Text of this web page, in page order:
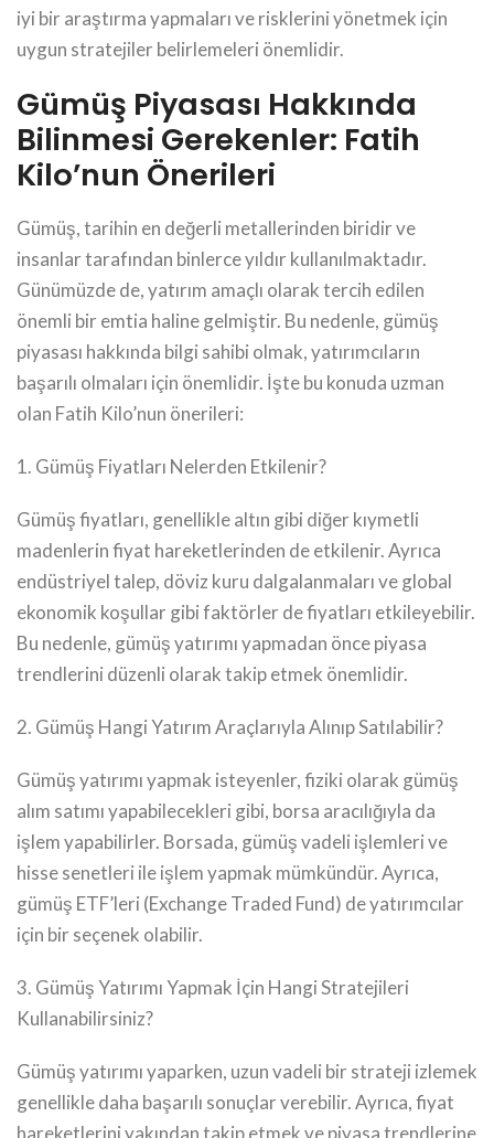
iyi bir araştırma yapmaları ve risklerini yönetmek için
uygun stratejiler belirlemeleri önemlidir.
Gümüş Piyasası Hakkında
Bilinmesi Gerekenler: Fatih
Kilo’nun Önerileri
Gümüş, tarihin en değerli metallerinden biridir ve
insanlar tarafından binlerce yıldır kullanılmaktadır.
Günümüzde de, yatırım amaçlı olarak tercih edilen
önemli bir emtia haline gelmiştir. Bu nedenle, gümüş
piyasası hakkında bilgi sahibi olmak, yatırımcıların
başarılı olmaları için önemlidir. İşte bu konuda uzman
olan Fatih Kilo’nun önerileri:
1. Gümüş Fiyatları Nelerden Etkilenir?
Gümüş fiyatları, genellikle altın gibi diğer kıymetli
madenlerin fiyat hareketlerinden de etkilenir. Ayrıca
endüstriyel talep, döviz kuru dalgalanmaları ve global
ekonomik koşullar gibi faktörler de fiyatları etkileyebilir.
Bu nedenle, gümüş yatırımı yapmadan önce piyasa
trendlerini düzenli olarak takip etmek önemlidir.
2. Gümüş Hangi Yatırım Araçlarıyla Alınıp Satılabilir?
Gümüş yatırımı yapmak isteyenler, fiziki olarak gümüş
alım satımı yapabilecekleri gibi, borsa aracılığıyla da
işlem yapabilirler. Borsada, gümüş vadeli işlemleri ve
hisse senetleri ile işlem yapmak mümkündür. Ayrıca,
gümüş ETF’leri (Exchange Traded Fund) de yatırımcılar
için bir seçenek olabilir.
3. Gümüş Yatırımı Yapmak İçin Hangi Stratejileri
Kullanabilirsiniz?
Gümüş yatırımı yaparken, uzun vadeli bir strateji izlemek
genellikle daha başarılı sonuçlar verebilir. Ayrıca, fiyat
hareketlerini yakından takip etmek ve piyasa trendlerine